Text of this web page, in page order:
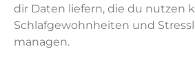
dir Daten liefern, die du nutzen
Schlafgewohnheiten und
managen.